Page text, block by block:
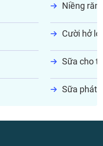
Niềng
Cười hở lợi
Sữa cho
Sữa phát